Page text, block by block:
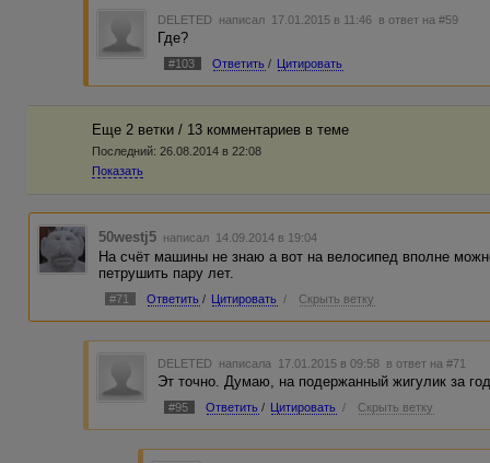
DELETED написал 17.01.2015 в 11:46 в ответ на #59
Где?
#103 Ответить / Цитировать
Еще 2 ветки / 13 комментариев в темe
Последний: 26.08.2014 в 22:08
Показать
50westj5 написал 14.09.2014 в 19:04
На счёт машины не знаю а вот на велосипед вполне
петрушить пару лет.
#71 Ответить / Цитировать / Скрыть ветку
DELETED написала 17.01.2015 в 09:58 в ответ на #71
Эт точно. Думаю, на подержанный жигулик за
#95 Ответить / Цитировать / Скрыть ветку